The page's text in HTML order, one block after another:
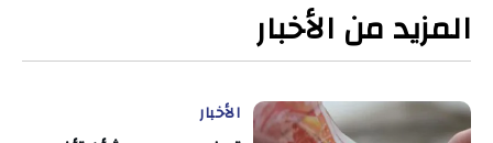
المزيد من الأخبار
الأخبار